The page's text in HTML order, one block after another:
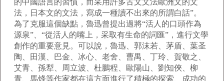
的中國語言的習慣，而采用許多古文文法歐洲文的文
法，日本文的文法，寫成一種讀不出來的所謂白話”。
為了克服這個缺點，魯迅曾提出過將“活人的口頭作為
源泉”、“從活人的嘴上，采取有生命的詞匯”，進行文學
創作的重要意見。可以說，魯迅、郭沫若、茅盾、葉圣
陶、田漢、巴金、冰心、老舍、曹禺、丁玲、賀敬之、
艾青、孫犁、周立波、杜鵬程、歐陽山、劉知俠、柳
青、馬烽等作家都在這方面進行了積極的探索、成功的